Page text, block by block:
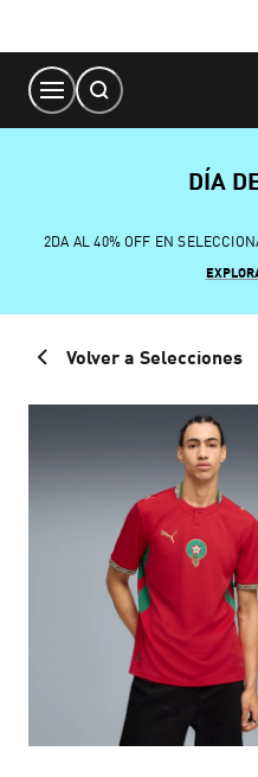
Content
DÍA
2DA AL 40% OFF EN
Volver a Selecciones